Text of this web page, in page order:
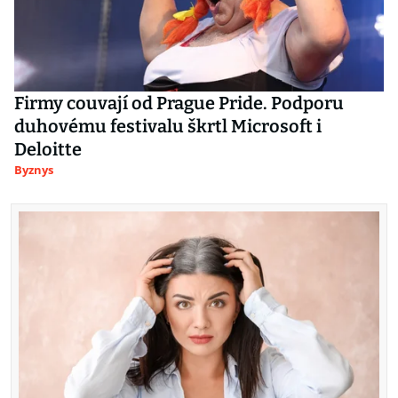
Firmy couvají od Prague Pride. Podporu
duhovému festivalu škrtl Microsoft i
Deloitte
Byznys